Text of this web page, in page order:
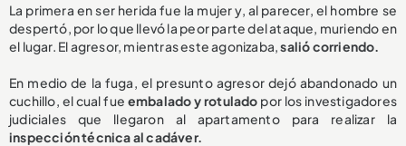
La primera en ser herida fue la mujer y, al parecer, el hombre se
despertó, por lo que llevó la peor parte del ataque, muriendo en
el lugar. El agresor, mientras este agonizaba,salió corriendo.
En medio de la fuga, el presunto agresor dejó abandonado un
cuchillo, el cual fue embalado y rotulado por los investigadores
judiciales que llegaron al apartamento para realizar la
inspección técnica al cadáver.